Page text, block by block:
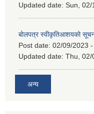
Updated date: Sun,
बोलपत्र स्वीकृतिआशयको
Post date: 02/09/2023
Updated date: Thu, 02/
अन्य